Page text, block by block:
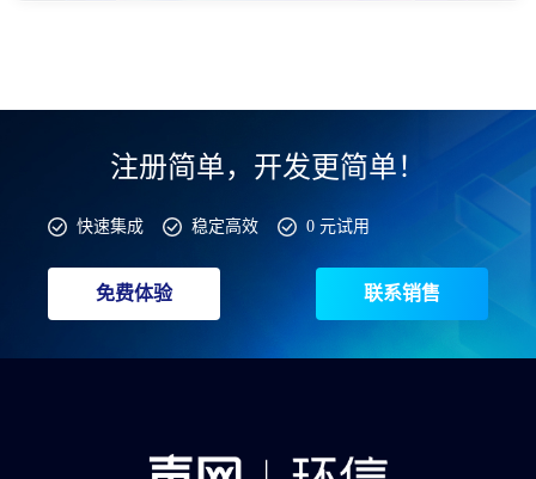
注册简单，开发更简单！
快速集成 稳定高效 0 元试用
免费体验 联系销售